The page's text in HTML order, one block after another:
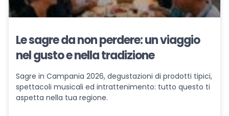
Le sagre da non perdere: un viaggio
nel gusto e nella tradizione
Sagre in Campania 2026, degustazioni di prodotti tipici,
spettacoli musicali ed intrattenimento: tutto questo ti
aspetta nella tua regione.